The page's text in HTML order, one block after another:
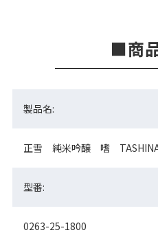
商
製品名:
正雪 純米吟醸 嗜
型番:
0263-25-1800